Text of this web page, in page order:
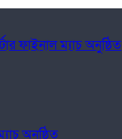
ফাইনাল ম্যাচ অনুষ্ঠিত
অনুষ্ঠিত